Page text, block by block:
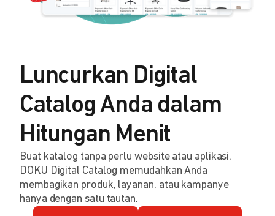
Luncurkan Digital
Catalog Anda dalam
Hitungan Menit
Buat katalog tanpa perlu website atau aplikasi.
DOKU Digital Catalog memudahkan Anda
membagikan produk, layanan, atau kampanye
hanya dengan satu tautan.